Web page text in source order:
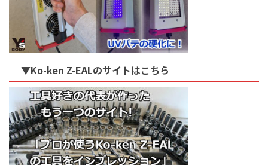
▼Ko-ken Z-EALのサイトはこちら